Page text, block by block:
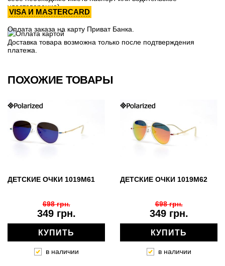
удостоверение)
VISA И MASTERCARD
Оплата заказа на карту Приват Банка.
Доставка товара возможна только после подтверждения
платежа.
ПОХОЖИЕ ТОВАРЫ
ДЕТСКИЕ ОЧКИ 1019M61
349 грн.
698 грн.
КУПИТЬ
в наличии
ДЕТСКИЕ ОЧКИ 1019M62
349 грн.
698 грн.
КУПИТЬ
в наличии